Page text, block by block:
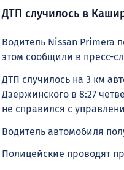
ДТП случилось в
Водитель Nissan Primera
этом сообщили в пресс-
ДТП случилось на 3 км
Дзержинского в 8:27
не справился с
Водитель автомобиля
Полицейские проводят